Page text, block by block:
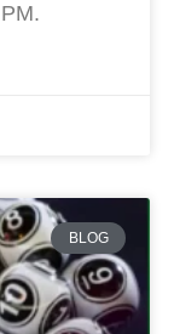
BLOG